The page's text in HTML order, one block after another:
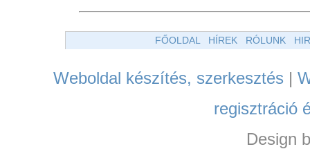
FŐOLDAL HÍREK RÓLUNK
Weboldal készítés, szerkesztés |
regisztráció
Design